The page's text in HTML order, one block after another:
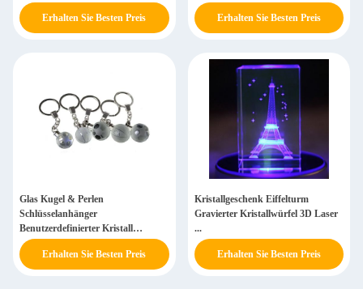
Kristall-Schlüsselanhänger
Erhalten Sie Besten Preis
Lasergravur LED Licht
Schlüsselanhänger Einzigartiges
Geschenk
Erhalten Sie Besten Preis
Glas Kugel & Perlen
Schlüsselanhänger
Benutzerdefinierter Kristall
Schlüsselanhänger LED...
Erhalten Sie Besten Preis
Kristallgeschenk Eiffelturm
Gravierter Kristallwürfel 3D Laser
...
Erhalten Sie Besten Preis